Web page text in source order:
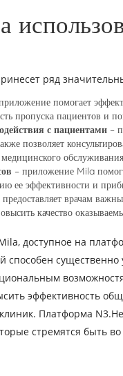
ряд
помогает
пропуска пациентов и
с пациентами –
позволяет
– приложение Mila
ее эффективности и
врачам
качество
доступное на
существенно
эффективность
Платформа
стремятся быть